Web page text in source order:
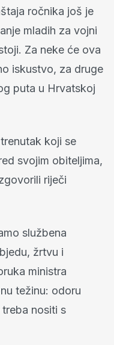
ročnika još je
mladih za vojni
Za neke će ova
iskustvo, za druge
puta u Hrvatskoj
koji se
svojim obiteljima,
riječi
službena
žrtvu i
ministra
težinu: odoru
nositi s